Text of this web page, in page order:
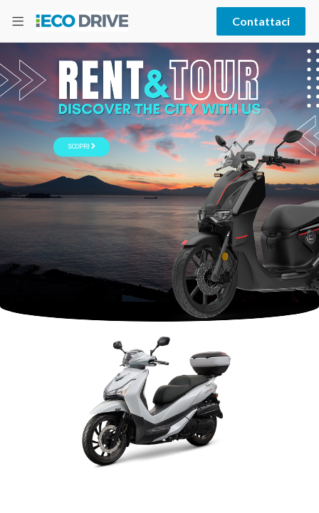
Contattaci
SCOPRI